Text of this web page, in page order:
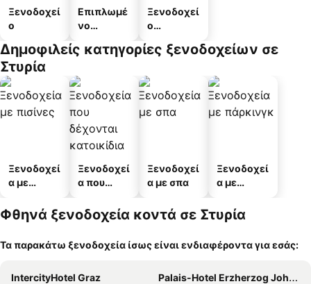
Ξενοδοχεί
ο
Επιπλωμέ
νο
α
Ξενοδοχεί
ο
άτων
Δημοφιλείς κατηγορίες ξενοδοχείων σε
Στυρία
Ξενοδοχεί
α με
Ξενοδοχεί
α που
κατοικίδι
α
Ξενοδοχεί
α με σπα
Ξενοδοχεί
α με
Φθηνά ξενοδοχεία κοντά σε Στυρία
Τα παρακάτω ξενοδοχεία ίσως είναι ενδιαφέροντα για εσάς:
IntercityHotel Graz
Palais-Hotel Erzherzog Johann